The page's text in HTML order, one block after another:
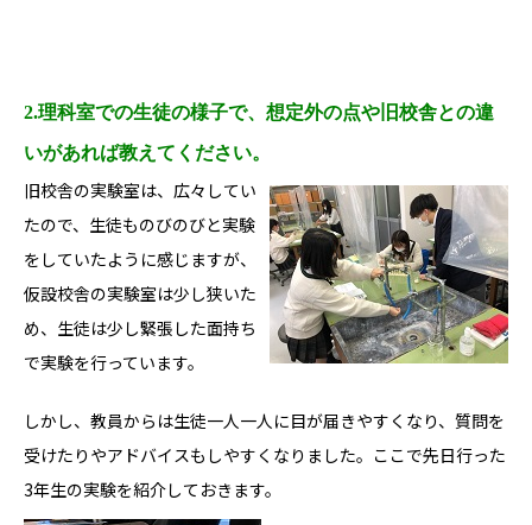
2.理科室での生徒の様子で、想定外の点や旧校舎との違
いがあれば教えてください。
旧校舎の実験室は、広々してい
たので、生徒ものびのびと実験
をしていたように感じますが、
仮設校舎の実験室は少し狭いた
め、生徒は少し緊張した面持ち
で実験を行っています。
しかし、教員からは生徒一人一人に目が届きやすくなり、質問を
受けたりやアドバイスもしやすくなりました。ここで先日行った
3年生の実験を紹介しておきます。